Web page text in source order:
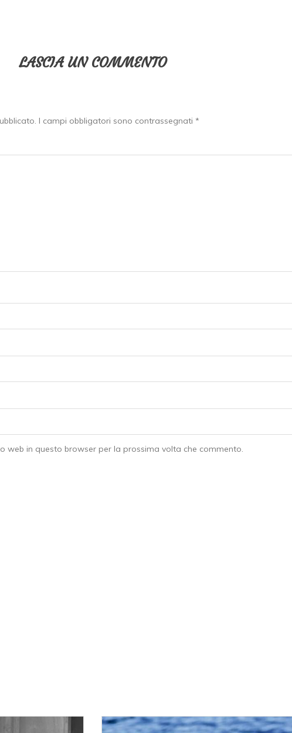
LASCIA UN COMMENTO
I campi obbligatori sono contrassegnati *
web in questo browser per la prossima volta che commento.